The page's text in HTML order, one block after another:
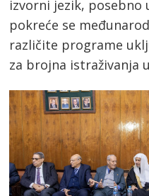
izvorni jezik, posebno
pokreće se
različite programe
za brojna istraživanja